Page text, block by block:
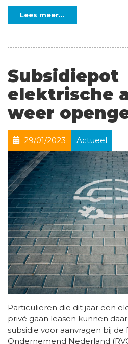
Lees meer...
Subsidiepot
elektrische
weer
29/01/2023 Actueel
Particulieren die dit jaar een
privé gaan leasen kunnen
subsidie voor aanvragen bij de
Ondernemend Nederland